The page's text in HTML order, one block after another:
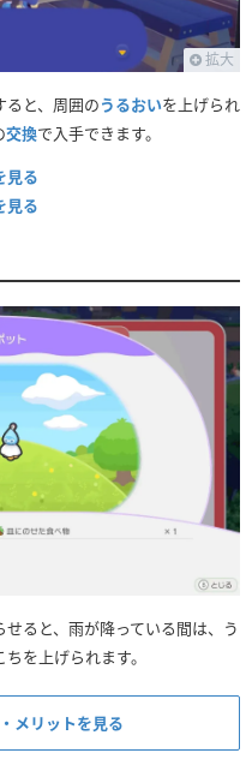
拡大
ると、周囲のうるおいを上げられ
交換で入手できます。
見る
見る
せると、雨が降っている間は、う
を上げられます。
メリットを見る